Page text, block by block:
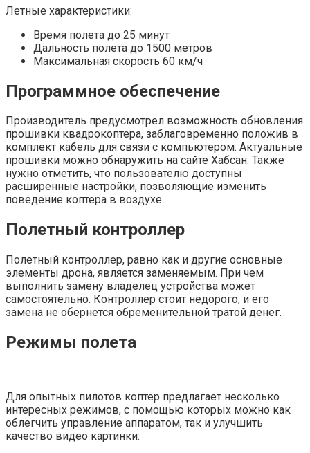
Летные характеристики:
Время полета до 25 минут
Дальность полета до 1500 метров
Максимальная скорость 60 км/ч
Программное обеспечение
Производитель предусмотрел возможность обновления
прошивки квадрокоптера, заблаговременно положив в
комплект кабель для связи с компьютером. Актуальные
прошивки можно обнаружить на сайте Хабсан. Также
нужно отметить, что пользователю доступны
расширенные настройки, позволяющие изменить
поведение коптера в воздухе.
Полетный контроллер
Полетный контроллер, равно как и другие основные
элементы дрона, является заменяемым. При чем
выполнить замену владелец устройства может
самостоятельно. Контроллер стоит недорого, и его
замена не обернется обременительной тратой денег.
Режимы полета
Для опытных пилотов коптер предлагает несколько
интересных режимов, с помощью которых можно как
облегчить управление аппаратом, так и улучшить
качество видео картинки: